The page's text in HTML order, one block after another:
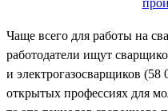
Чаще всего для работы на
работодатели ищут
и электрогазосварщиков (58
открытых профессиях для